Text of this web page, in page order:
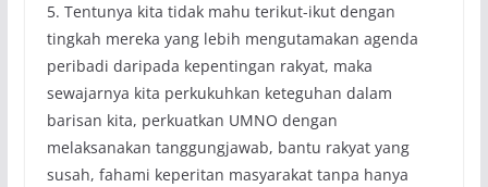
5. Tentunya kita tidak mahu terikut-ikut dengan
tingkah mereka yang lebih mengutamakan agenda
peribadi daripada kepentingan rakyat, maka
sewajarnya kita perkukuhkan keteguhan dalam
barisan kita, perkuatkan UMNO dengan
melaksanakan tanggungjawab, bantu rakyat yang
susah, fahami keperitan masyarakat tanpa hanya